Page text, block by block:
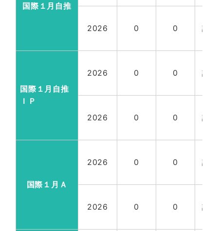
国際１月自推
2026 0 0
試
国際１月自推
ＩＰ
2026 0 0
試
2026 0 0
試
国際１月Ａ
2026 0 0
試
2026 0 0
試